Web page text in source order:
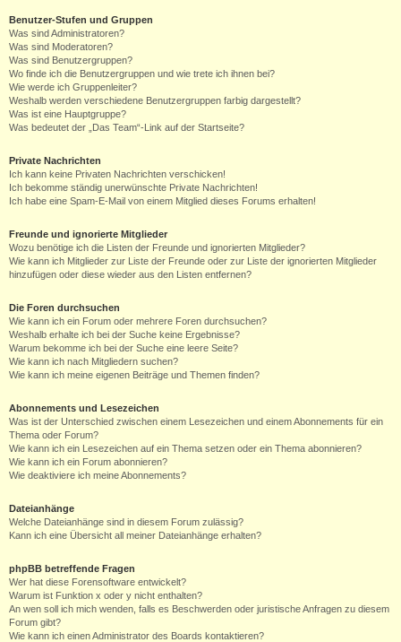
Benutzer-Stufen und Gruppen
Was sind Administratoren?
Was sind Moderatoren?
Was sind Benutzergruppen?
Wo finde ich die Benutzergruppen und wie trete ich ihnen bei?
Wie werde ich Gruppenleiter?
Weshalb werden verschiedene Benutzergruppen farbig dargestellt?
Was ist eine Hauptgruppe?
Was bedeutet der „Das Team“-Link auf der Startseite?
Private Nachrichten
Ich kann keine Privaten Nachrichten verschicken!
Ich bekomme ständig unerwünschte Private Nachrichten!
Ich habe eine Spam-E-Mail von einem Mitglied dieses Forums erhalten!
Freunde und ignorierte Mitglieder
Wozu benötige ich die Listen der Freunde und ignorierten Mitglieder?
Wie kann ich Mitglieder zur Liste der Freunde oder zur Liste der ignorierten Mitglieder
hinzufügen oder diese wieder aus den Listen entfernen?
Die Foren durchsuchen
Wie kann ich ein Forum oder mehrere Foren durchsuchen?
Weshalb erhalte ich bei der Suche keine Ergebnisse?
Warum bekomme ich bei der Suche eine leere Seite?
Wie kann ich nach Mitgliedern suchen?
Wie kann ich meine eigenen Beiträge und Themen finden?
Abonnements und Lesezeichen
Was ist der Unterschied zwischen einem Lesezeichen und einem Abonnements für ein
Thema oder Forum?
Wie kann ich ein Lesezeichen auf ein Thema setzen oder ein Thema abonnieren?
Wie kann ich ein Forum abonnieren?
Wie deaktiviere ich meine Abonnements?
Dateianhänge
Welche Dateianhänge sind in diesem Forum zulässig?
Kann ich eine Übersicht all meiner Dateianhänge erhalten?
phpBB betreffende Fragen
Wer hat diese Forensoftware entwickelt?
Warum ist Funktion x oder y nicht enthalten?
An wen soll ich mich wenden, falls es Beschwerden oder juristische Anfragen zu diesem
Forum gibt?
Wie kann ich einen Administrator des Boards kontaktieren?